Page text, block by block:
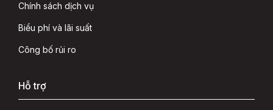
Chính sách dịch vụ
Biểu phí và lãi suất
Công bố rủi ro
Hỗ trợ